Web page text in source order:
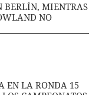
BERLÍN, MIENTRAS
NO
EN LA RONDA 15